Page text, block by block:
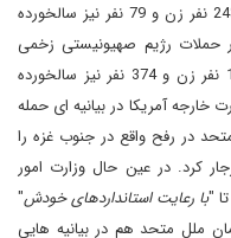
شهید شدند و از میان آنها، 429 نفر کودک، 243 نفر زن و 79 نفر نیز سالخورده
روز گذشته نیز 9563 نفر در حملات رژیم صهیونیستی زخمی
شدند که از این تعداد 2877 نفر کودک، 1853 نفر زن و 374 نفر نیز سالخورده
آمریکا در بیانیه ای حمله
در رفح واقع در جنوب غزه را
کرد. در عین حال وزارت امور
"با رعایت استانداردهای خودش"
ملل متحد هم در بیانیه هایی